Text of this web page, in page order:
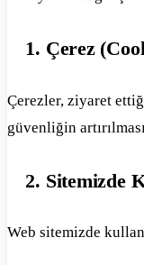
1. Çerez
Çerezler, ziyaret
güvenliğin
2. Sitemizde
Web sitemizde